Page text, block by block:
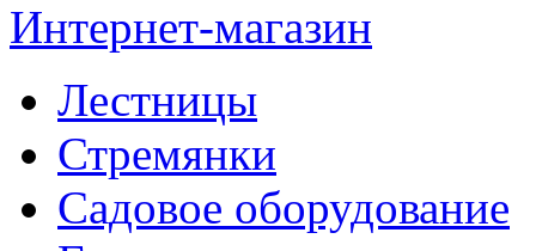
Интернет-магазин
Лестницы
Стремянки
Садовое оборудование